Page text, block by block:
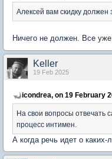
Алексей вам скидку должен
Ничего не должен. Все
Keller
19 Feb 2025
icondrea, on 19 February
На свои вопросы отвечать
процесс интимен.
А когда речь идет о